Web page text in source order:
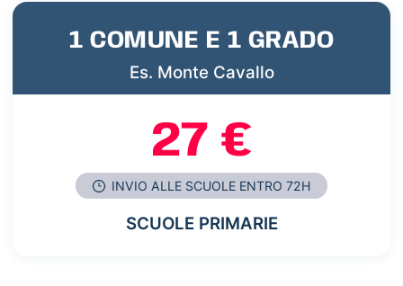
1 COMUNE E 1 GRADO
Es. Monte Cavallo
27 €
INVIO ALLE SCUOLE ENTRO 72H
SCUOLE PRIMARIE